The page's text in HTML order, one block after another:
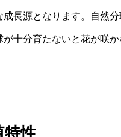
長源となります。自然
十分育たないと花が咲
特性